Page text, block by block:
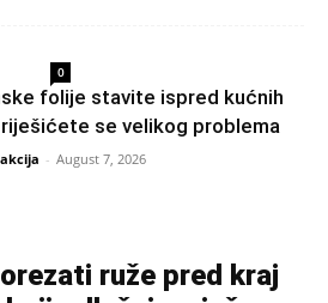
0
folije stavite ispred kućnih
se velikog problema
- August 7, 2026
ruže pred kraj